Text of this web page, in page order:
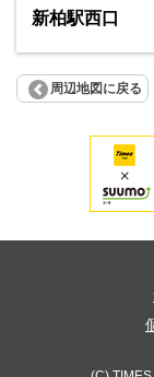
新柏駅西口
周辺地図に戻る